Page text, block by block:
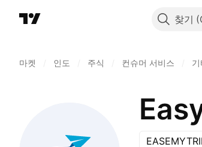
찾기
마켓 인도 주식 컨슈머 서비스